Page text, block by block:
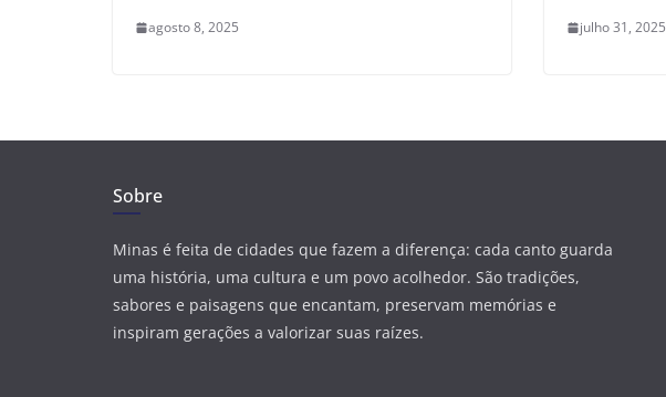
agosto 8, 2025 julho 31, 2025
Sobre
Minas é feita de cidades que fazem a diferença: cada canto guarda
uma história, uma cultura e um povo acolhedor. São tradições,
sabores e paisagens que encantam, preservam memórias e
inspiram gerações a valorizar suas raízes.